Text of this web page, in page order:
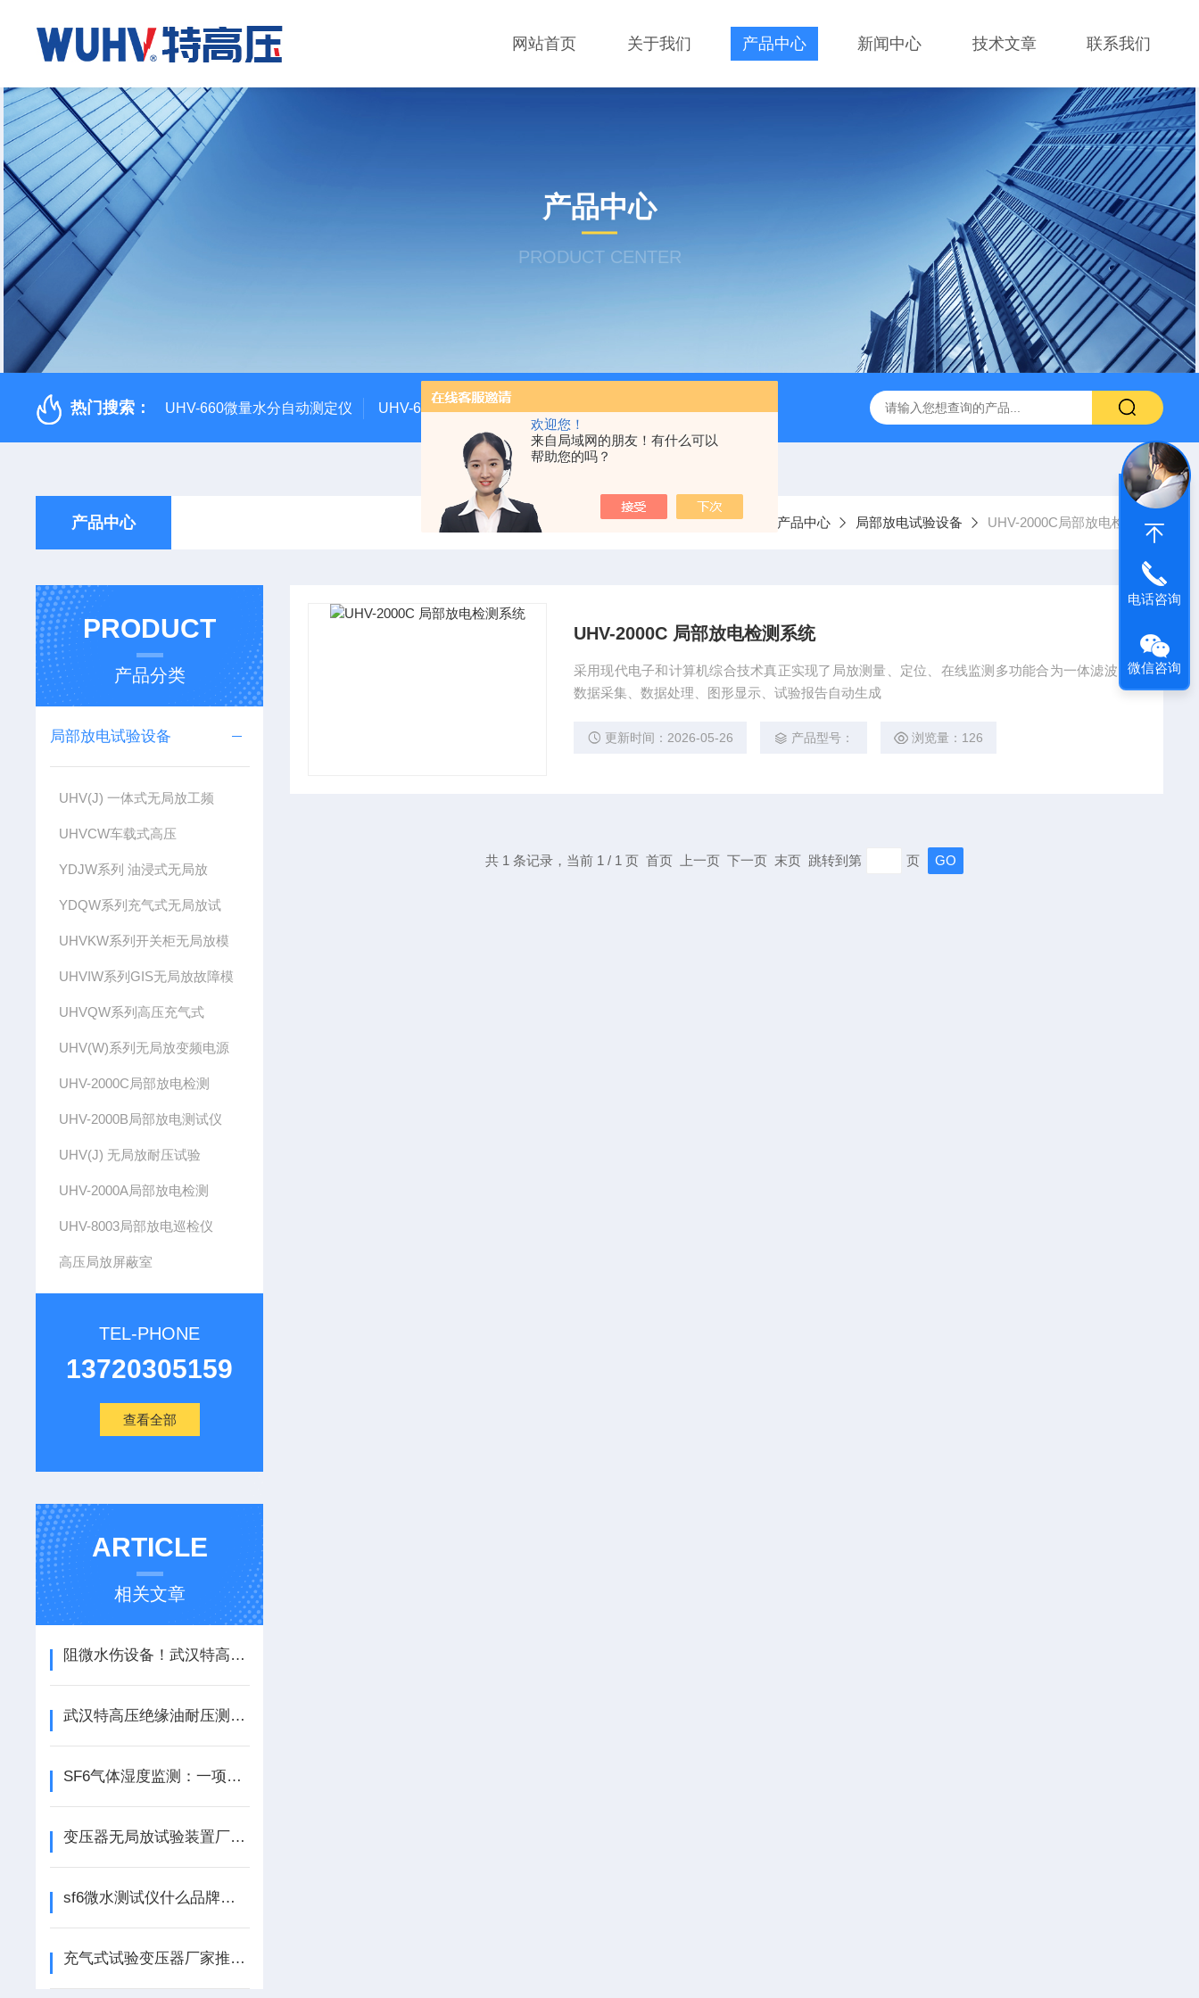
欢迎您！
来自局域网的朋友！有什么可以
帮助您的吗？
网站首页 关于我们 产品中心 新闻中心 技术文章 联系我们
产品中心
PRODUCT CENTER
热门搜索： UHV-660微量水分自动测定仪 UHV-660正工微量水分测定仪 高压系列 工频耐压试验装置 UHV-2000A局部放电测试仪高
产品中心 当前位置：首页 产品中心 局部放电试验设备 UHV-2000C局部放电检测
PRODUCT
产品分类
局部放电试验设备
UHV(J) 一体式无局放工频
UHVCW车载式高压
YDJW系列 油浸式无局放
YDQW系列充气式无局放试
UHVKW系列开关柜无局放模
UHVIW系列GIS无局放故障模
UHVQW系列高压充气式
UHV(W)系列无局放变频电源
UHV-2000C局部放电检测
UHV-2000B局部放电测试仪
UHV(J) 无局放耐压试验
UHV-2000A局部放电检测
UHV-8003局部放电巡检仪
高压局放屏蔽室
TEL-PHONE
13720305159
查看全部
ARTICLE
相关文章
阻微水伤设备！武汉特高压 SF6 微水测试仪现场速测保安全
武汉特高压绝缘油耐压测试仪：油质绝缘的 “强度考官”
SF6气体湿度监测：一项不容忽视的绝缘维护工作
变压器无局放试验装置厂家有哪些
sf6微水测试仪什么品牌好？品牌综合实力评估报告
充气式试验变压器厂家推荐与产品选择观察
UHV-2000C 局部放电检测系统
采用现代电子和计算机综合技术真正实现了局放测量、定位、在线监测多功能合为一体滤波、
数据采集、数据处理、图形显示、试验报告自动生成
更新时间：2026-05-26 产品型号： 浏览量：126
共 1 条记录，当前 1 / 1 页 首页 上一页 下一页 末页 跳转到第 页
电话咨询
微信咨询